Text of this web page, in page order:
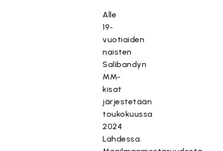
Alle
19-
vuotiaiden
naisten
Salibandyn
MM-
kisat
järjestetään
toukokuussa
2024
Lahdessa.